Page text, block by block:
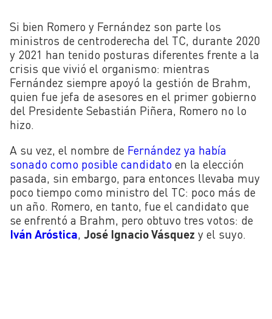
Si bien Romero y Fernández son parte los
ministros de centroderecha del TC, durante 2020
y 2021 han tenido posturas diferentes frente a la
crisis que vivió el organismo: mientras
Fernández siempre apoyó la gestión de Brahm,
quien fue jefa de asesores en el primer gobierno
del Presidente Sebastián Piñera, Romero no lo
hizo.
A su vez, el nombre de Fernández ya había
sonado como posible candidato en la elección
pasada, sin embargo, para entonces llevaba muy
poco tiempo como ministro del TC: poco más de
un año. Romero, en tanto, fue el candidato que
se enfrentó a Brahm, pero obtuvo tres votos: de
Iván Aróstica, José Ignacio Vásquez y el suyo.